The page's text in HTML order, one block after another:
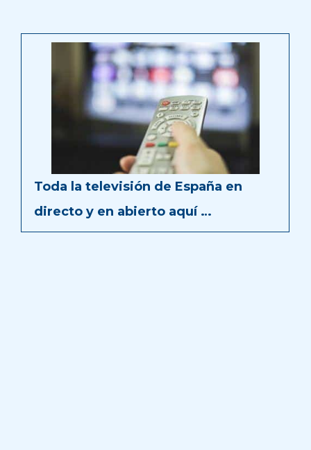
Toda la televisión de España en
directo y en abierto aquí …